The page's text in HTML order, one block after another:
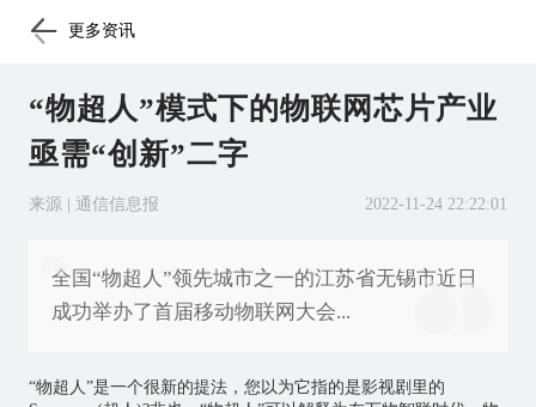
更多资讯
“物超人”模式下的物联网芯片产业
亟需“创新”二字
来源 | 通信信息报 2022-11-24 22:22:01
全国“物超人”领先城市之一的江苏省无锡市近日
成功举办了首届移动物联网大会...
“物超人”是一个很新的提法，您以为它指的是影视剧里的